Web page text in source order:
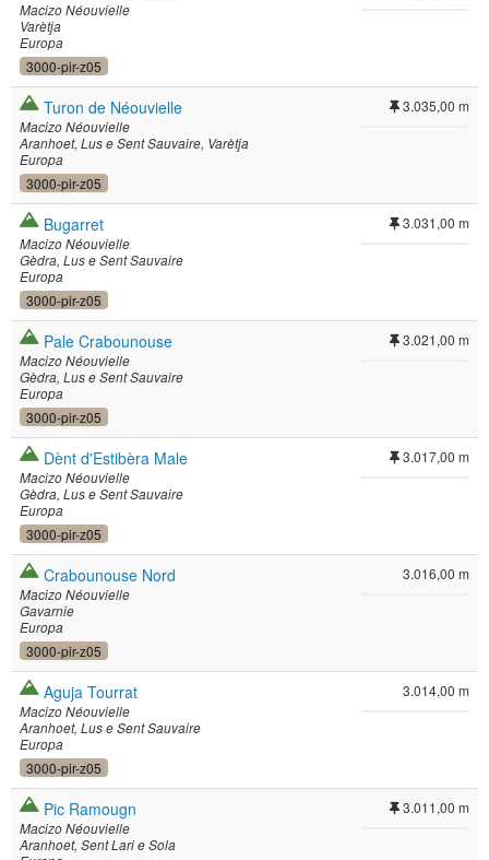
Macizo Néouvielle
Varètja
Europa
3000-pir-z05
Turon de Néouvielle
Macizo Néouvielle
Aranhoet Lus e Sent Sauvaire Varètja
Europa
3000-pir-z05
3.035,00 m
Bugarret
Macizo Néouvielle
Gèdra Lus e Sent Sauvaire
Europa
3000-pir-z05
3.031,00 m
Pale Crabounouse
Macizo Néouvielle
Gèdra Lus e Sent Sauvaire
Europa
3000-pir-z05
3.021,00 m
Dènt d'Estibèra Male
Macizo Néouvielle
Gèdra Lus e Sent Sauvaire
Europa
3000-pir-z05
3.017,00 m
Crabounouse Nord
Macizo Néouvielle
Gavarnie
Europa
3000-pir-z05
3.016,00 m
Aguja Tourrat
Macizo Néouvielle
Aranhoet Lus e Sent Sauvaire
Europa
3000-pir-z05
3.014,00 m
Pic Ramougn
Macizo Néouvielle
Aranhoet Sent Lari e Sola
3.011,00 m